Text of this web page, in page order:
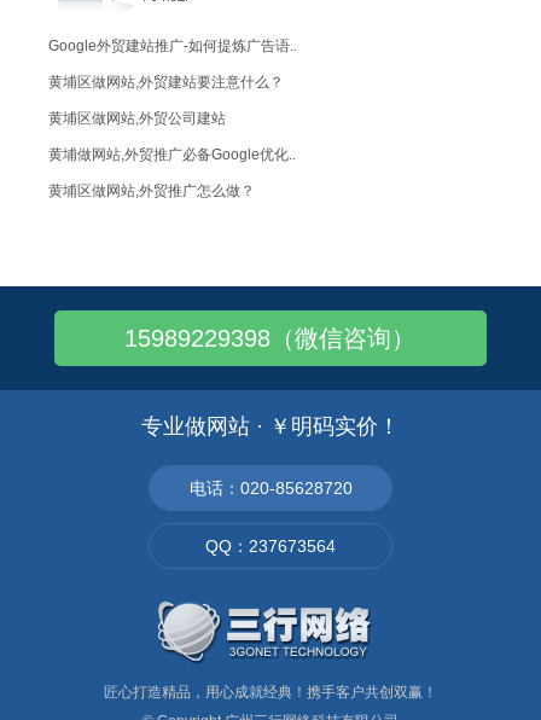
Google外贸建站推广-如何提炼广告语..
黄埔区做网站,外贸建站要注意什么？
黄埔区做网站,外贸公司建站
黄埔做网站,外贸推广必备Google优化..
黄埔区做网站,外贸推广怎么做？
黄埔区做网站,外贸营销型网站5大用户体验..
黄埔区做网站,外贸关键词推广google..
黄埔区做网站,外贸网站建设静态化优势！
15989229398（微信咨询）
专业做网站 · ￥明码实价！
电话：020-85628720
QQ：237673564
匠心打造精品，用心成就经典！携手客户共创双赢！